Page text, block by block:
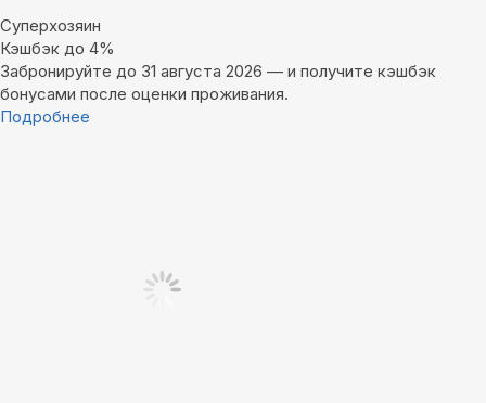
Суперхозяин
Кэшбэк до 4%
Забронируйте до 31 августа 2026 — и получите кэшбэк
бонусами после оценки проживания.
Подробнее